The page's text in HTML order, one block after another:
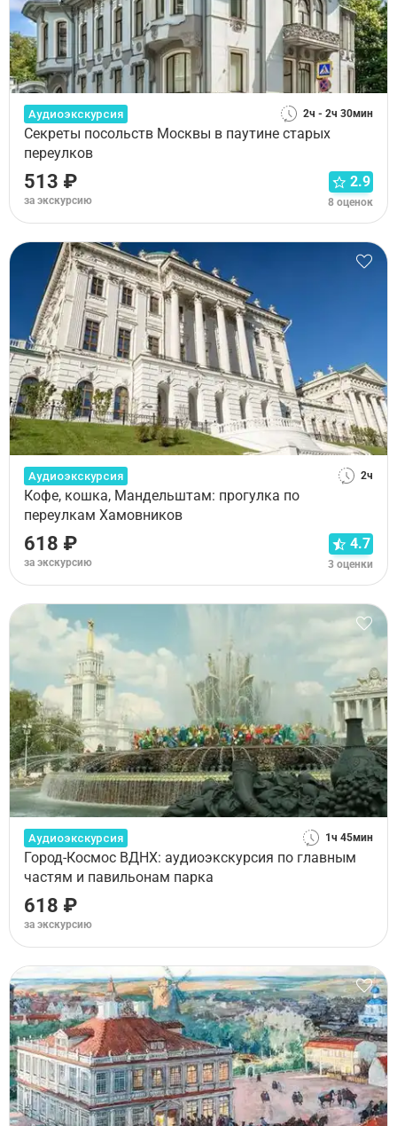
Аудиоэкскурсия 2ч - 2ч 30мин
Секреты посольств Москвы в паутине старых
переулков
513 ₽
за экскурсию
2.9
8 оценок
Аудиоэкскурсия 2ч
Кофе, кошка, Мандельштам: прогулка по
переулкам Хамовников
618 ₽
за экскурсию
4.7
3 оценки
Аудиоэкскурсия 1ч 45мин
Город-Космос ВДНХ: аудиоэкскурсия по главным
частям и павильонам парка
618 ₽
за экскурсию